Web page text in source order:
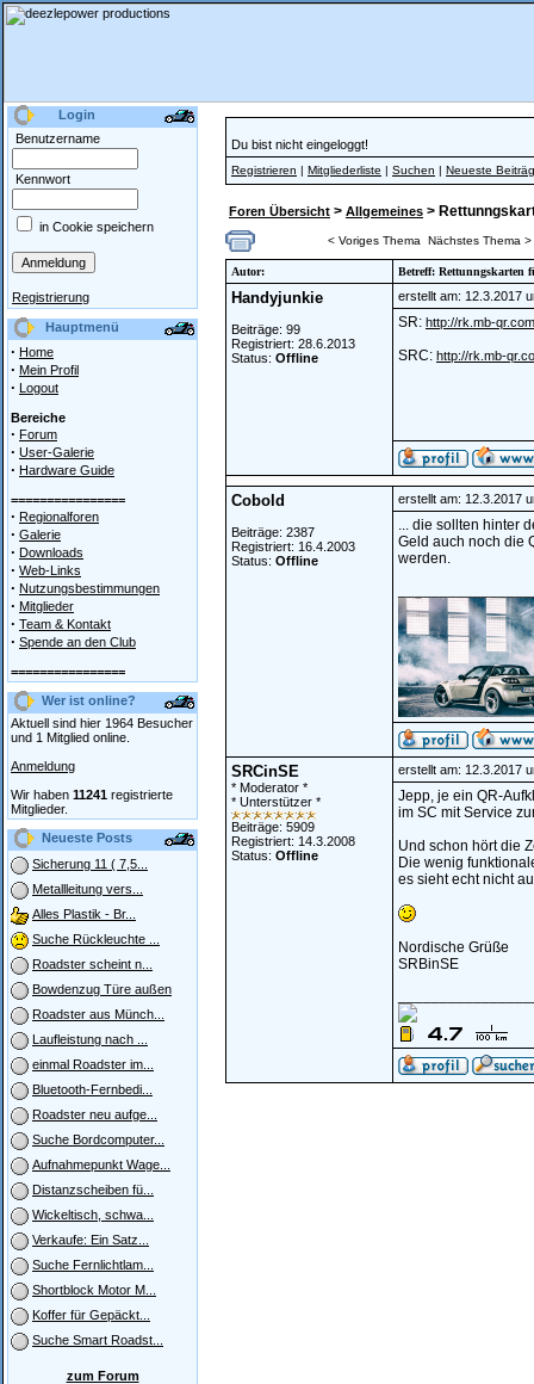
Login
Benutzername
Kennwort
in Cookie speichern
Registrierung
Hauptmenü
· Home
· Mein Profil
· Logout
Bereiche
· Forum
· User-Galerie
· Hardware Guide
================
· Regionalforen
· Galerie
· Downloads
· Web-Links
· Nutzungsbestimmungen
· Mitglieder
· Team & Kontakt
· Spende an den Club
================
Wer ist online?
Aktuell sind hier 1964 Besucher
und 1 Mitglied online.
Anmeldung
Wir haben 11241 registrierte
Mitglieder.
Neueste Posts
Sicherung 11 ( 7,5...
Metallleitung vers...
Alles Plastik - Br...
Suche Rückleuchte ...
Roadster scheint n...
Bowdenzug Türe außen
Roadster aus Münch...
Laufleistung nach ...
einmal Roadster im...
Bluetooth-Fernbedi...
Roadster neu aufge...
Suche Bordcomputer...
Aufnahmepunkt Wage...
Distanzscheiben fü...
Wickeltisch, schwa...
Verkaufe: Ein Satz...
Suche Fernlichtlam...
Shortblock Motor M...
Koffer für Gepäckt...
Suche Smart Roadst...
zum Forum
Du bist nicht eingeloggt!
Registrieren | Mitgliederliste | Suchen | Neueste
Foren Übersicht > Allgemeines >
< Voriges Thema Nächstes Thema >
Autor: Betreff: Rettunngskarten
Handyjunkie
Beiträge: 99
Registriert: 28.6.2013
Status: Offline
erstellt am: 12.3.2017
SR: http://rk.mb-
SRC: http://rk.mb-
Cobold
Beiträge: 2387
Registriert: 16.4.2003
Status: Offline
erstellt am: 12.3.2017
... die sollten hinter
Geld auch noch die
werden.
SRCinSE
* Moderator *
* Unterstützer *
Beiträge: 5909
Registriert: 14.3.2008
Status: Offline
erstellt am: 12.3.2017
Jepp, je ein QR-
im SC mit Service
Und schon hört die
Die wenig
es sieht echt nicht
Nordische Grüße
SRBinSE